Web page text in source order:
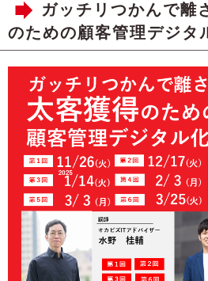
ガッチリつかんで離
のための顧客管理デジタ